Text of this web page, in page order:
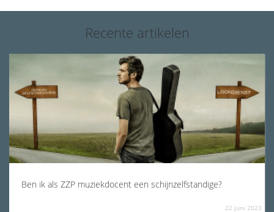
Recente artikelen
Ben ik als ZZP muziekdocent een schijnzelfstandige?
22 juni 2023